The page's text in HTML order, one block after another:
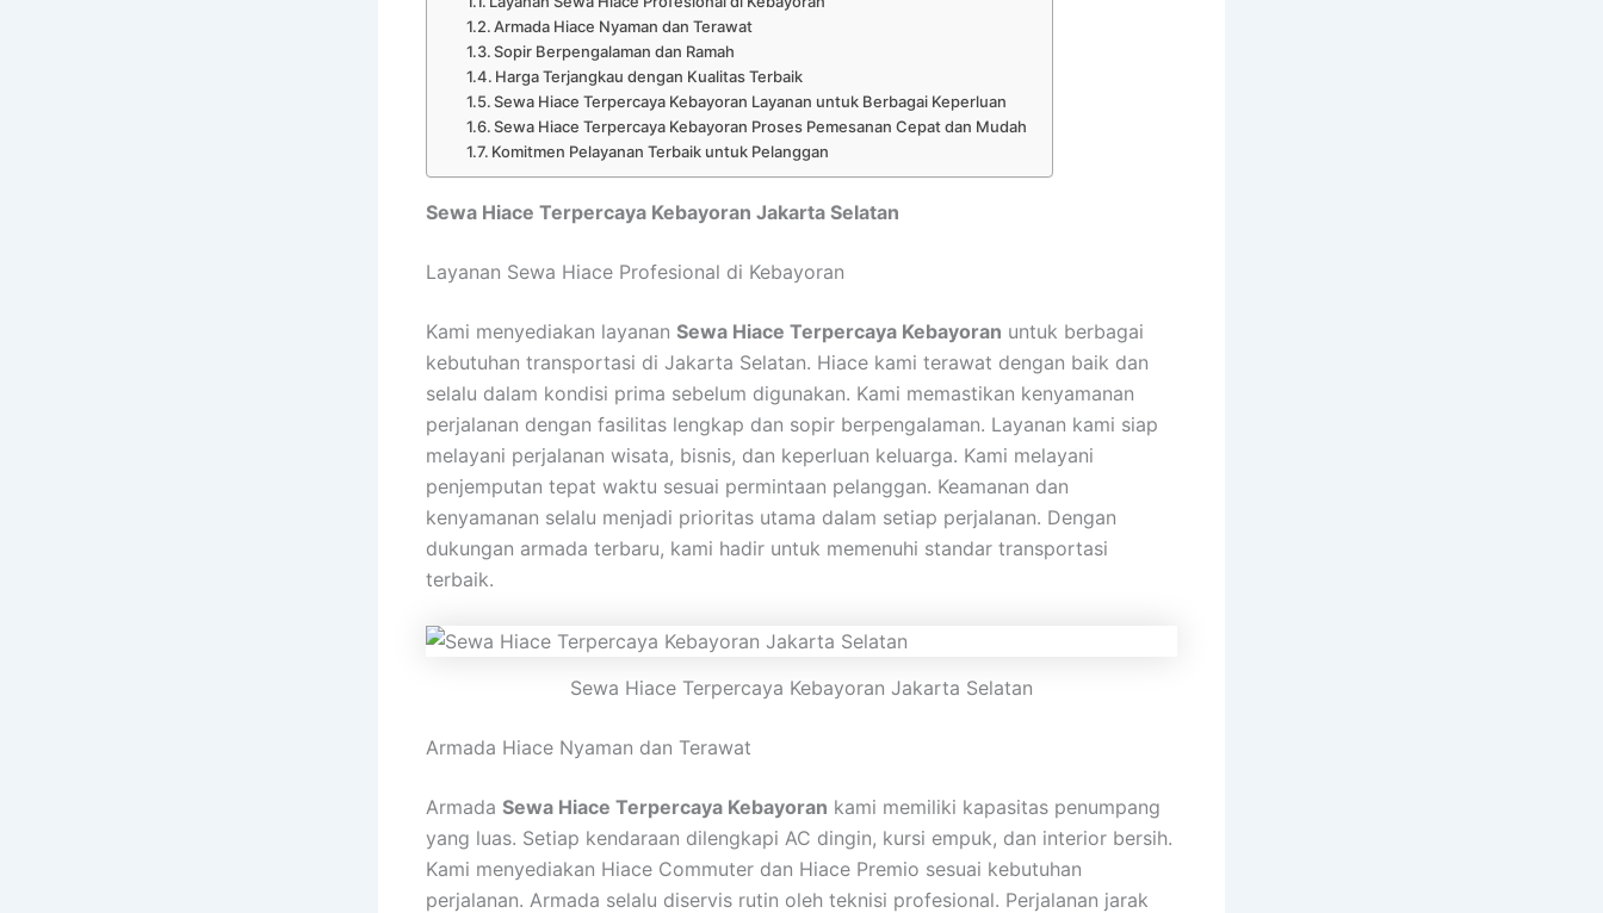
Armada Hiace Nyaman dan Terawat
Sopir Berpengalaman dan Ramah
Harga Terjangkau dengan Kualitas Terbaik
Sewa Hiace Terpercaya Kebayoran Layanan untuk Berbagai Keperluan
Sewa Hiace Terpercaya Kebayoran Proses Pemesanan Cepat dan Mudah
Komitmen Pelayanan Terbaik untuk Pelanggan
Sewa Hiace Terpercaya Kebayoran Jakarta Selatan
Layanan Sewa Hiace Profesional di Kebayoran
Kami menyediakan layanan Sewa Hiace Terpercaya Kebayoran untuk berbagai
kebutuhan transportasi di Jakarta Selatan. Hiace kami terawat dengan baik dan
selalu dalam kondisi prima sebelum digunakan. Kami memastikan kenyamanan
perjalanan dengan fasilitas lengkap dan sopir berpengalaman. Layanan kami siap
melayani perjalanan wisata, bisnis, dan keperluan keluarga. Kami melayani
penjemputan tepat waktu sesuai permintaan pelanggan. Keamanan dan
kenyamanan selalu menjadi prioritas utama dalam setiap perjalanan. Dengan
dukungan armada terbaru, kami hadir untuk memenuhi standar transportasi
terbaik.
Sewa Hiace Terpercaya Kebayoran Jakarta Selatan
Armada Hiace Nyaman dan Terawat
Armada Sewa Hiace Terpercaya Kebayoran kami memiliki kapasitas penumpang
yang luas. Setiap kendaraan dilengkapi AC dingin, kursi empuk, dan interior bersih.
Kami menyediakan Hiace Commuter dan Hiace Premio sesuai kebutuhan
perjalanan. Armada selalu diservis rutin oleh teknisi profesional. Perjalanan jarak